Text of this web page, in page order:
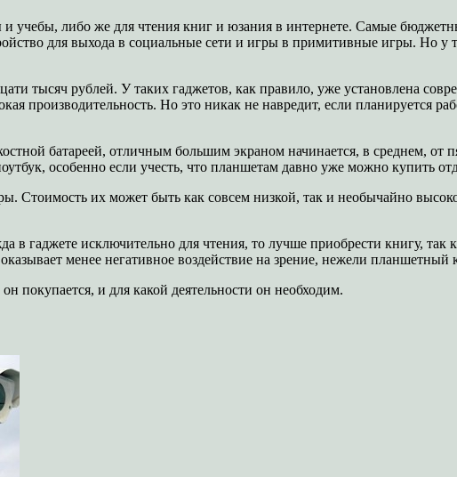
учебы, либо же для чтения книг и юзания в интернете. Самые
для выхода в социальные сети и игры в примитивные игры. Но
тысяч рублей. У таких гаджетов, как правило, уже установлена
производительность. Но это никак не навредит, если планируется
батареей, отличным большим экраном начинается, в среднем, от
особенно если учесть, что планшетам давно уже можно купить
Стоимость их может быть как совсем низкой, так и необычайно
гаджете исключительно для чтения, то лучше приобрести книгу, так
менее негативное воздействие на зрение, нежели планшетный
покупается, и для какой деятельности он необходим.